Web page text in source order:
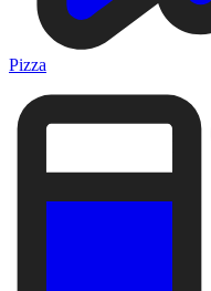
Pizza